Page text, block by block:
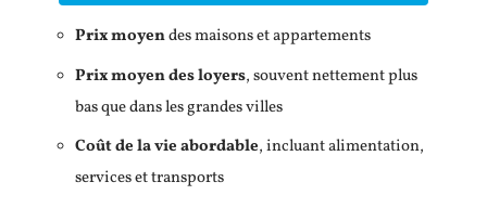
Prix moyendes maisons et appartements
Prix moyen des loyers, souvent nettement plus
bas que dans les grandes villes
Coût de la vie abordable, incluant alimentation,
services et transports